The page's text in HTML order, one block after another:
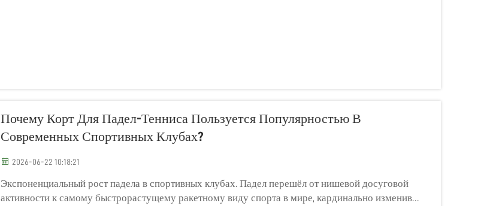
Почему Корт Для Падел-Тенниса Пользуется Популярностью В
Современных Спортивных Клубах?
2026-06-22 10:18:21
Экспоненциальный рост падела в спортивных клубах. Падел перешёл от нишевой досуговой
активности к самому быстрорастущему ракетному виду спорта в мире, кардинально изменив